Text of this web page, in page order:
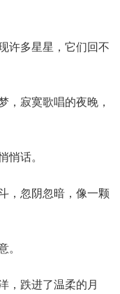
许多星星，它们回不
，寂寞歌唱的夜晚，
话。
，忽阴忽暗，像一颗
，跌进了温柔的月